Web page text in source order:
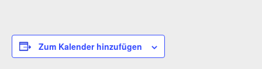
Zum Kalender hinzufügen